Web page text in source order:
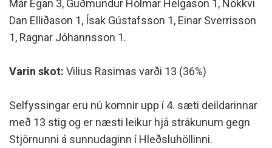
Már Egan 3, Guðmundur Hólmar Helgason 1, Nökkvi
Dan Elliðason 1, Ísak Gústafsson 1, Einar Sverrisson
1, Ragnar Jóhannsson 1.
Varin skot: Vilius Rasimas varði 13 (36%)
Selfyssingar eru nú komnir upp í 4. sæti deildarinnar
með 13 stig og er næsti leikur hjá strákunum gegn
Stjörnunni á sunnudaginn í Hleðsluhöllinni.